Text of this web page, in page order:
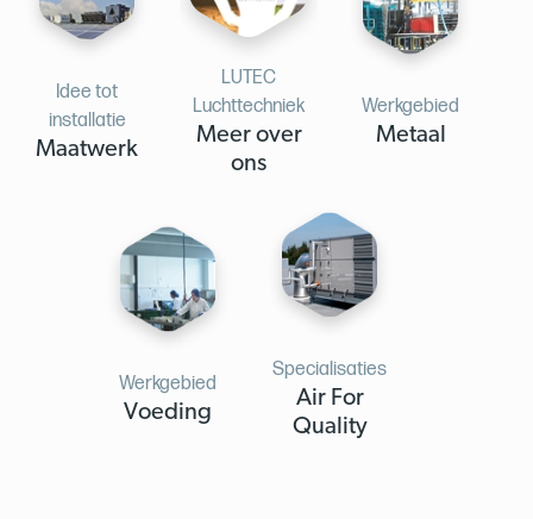
Idee tot
installatie
Maatwerk
LUTEC
Luchttechniek
Meer over
ons
Werkgebied
Metaal
Werkgebied
Voeding
Specialisaties
Air For
Quality